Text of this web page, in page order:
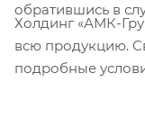
обратившись в
Холдинг «АМК-
всю продукцию.
подробные